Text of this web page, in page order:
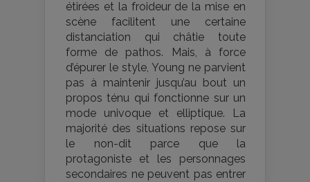
étirées et la froideur de la mise en
scène facilitent une certaine
distanciation qui châtie toute
forme de pathos. Mais, à force
d’épurer le style, Young ne parvient
pas à maintenir jusqu’au bout un
propos ténu qui fonctionne sur un
mode univoque et elliptique. La
majorité des situations repose sur
le non-dit parce que la
protagoniste et les personnages
secondaires ne peuvent pas entrer